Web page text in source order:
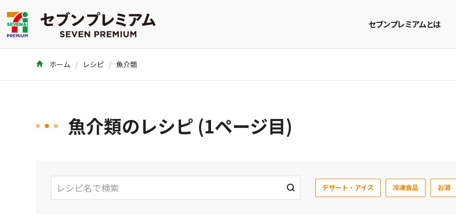
セブンプレミアムとは
ホーム レシピ 魚介類
魚介類のレシピ (1ページ目)
デザート・アイス 冷凍食品 お酒